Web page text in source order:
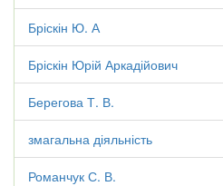
Бріскін Ю. А
Бріскін Юрій Аркадійович
Берегова Т. В.
змагальна діяльність
Романчук С. В.